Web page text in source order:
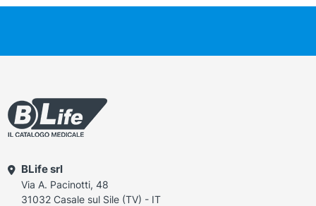
BLife srl
Via A. Pacinotti, 48
31032 Casale sul Sile (TV) - IT